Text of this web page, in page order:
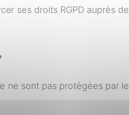
ses droits RGPD auprès de
ne sont pas protégées par le